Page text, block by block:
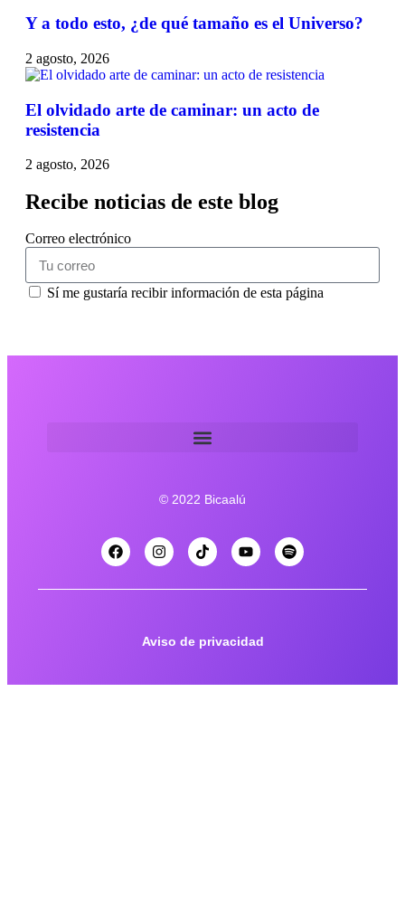
Y a todo esto, ¿de qué tamaño es el Universo?
2 agosto, 2026
El olvidado arte de caminar: un acto de
resistencia
2 agosto, 2026
Recibe noticias de este blog
Correo electrónico
Sí me gustaría recibir información de esta página
© 2022 Bicaalú
Aviso de privacidad